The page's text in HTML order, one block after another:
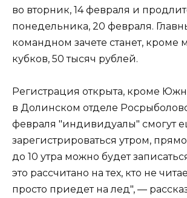
во вторник, 14 февраля и
понедельника, 20 февраля.
командном зачете станет, кроме
кубков, 50 тысяч рублей.
Регистрация открыта, кроме
в Долинском отделе
февраля "индивидуалы" смогут
зарегистрироваться утром,
до 10 утра можно будет
это рассчитано на тех, кто не
просто приедет на лед", —